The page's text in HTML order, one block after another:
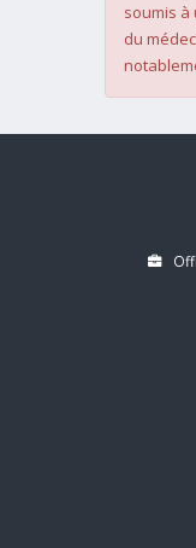
soumis
du